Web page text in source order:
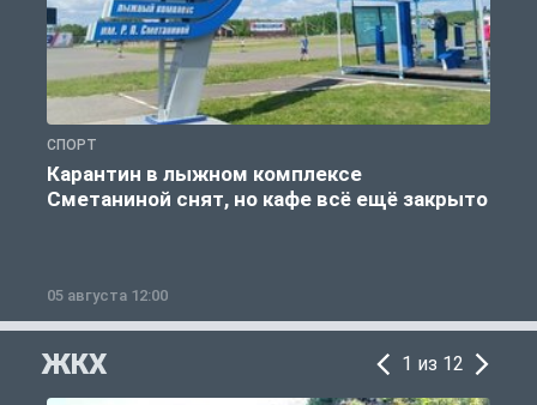
СПОРТ
Карантин в лыжном комплексе
Сметаниной снят, но кафе всё ещё закрыто
05 августа 12:00
ЖКХ 1 из 12